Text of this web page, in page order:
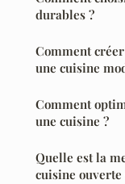
durables ?
Comment
une cuisine
Comment
une cuisine ?
Quelle est la
cuisine ouverte